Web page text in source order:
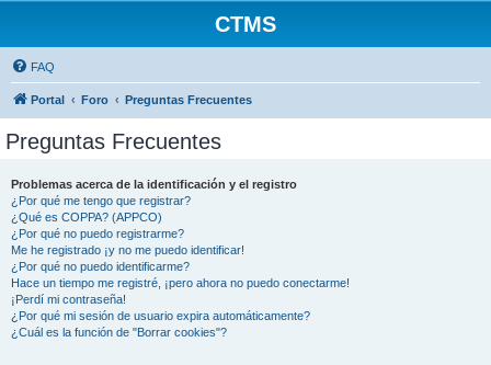
CTMS
FAQ
Portal Foro Preguntas Frecuentes
Preguntas Frecuentes
Problemas acerca de la identificación y el registro
¿Por qué me tengo que registrar?
¿Qué es COPPA? (APPCO)
¿Por qué no puedo registrarme?
Me he registrado ¡y no me puedo identificar!
¿Por qué no puedo identificarme?
Hace un tiempo me registré, ¡pero ahora no puedo conectarme!
¡Perdí mi contraseña!
¿Por qué mi sesión de usuario expira automáticamente?
¿Cuál es la función de "Borrar cookies"?